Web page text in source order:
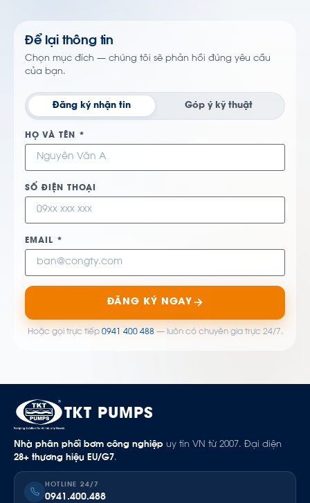
Để lại thông tin
Chọn mục đích — chúng tôi sẽ phản hồi đúng yêu cầu
của bạn.
Đăng ký nhận tin Góp ý kỹ thuật
HỌ VÀ TÊN *
SỐ ĐIỆN THOẠI
EMAIL *
ĐĂNG KÝ NGAY
Hoặc gọi trực tiếp 0941 400 488— luôn có chuyên gia trực 24/7.
TKT PUMPS
Nhà phân phối bơm công nghiệp uy tín VN từ 2007. Đại diện
28+ thương hiệu EU/G7.
HOTLINE 24/7
0941.400.488